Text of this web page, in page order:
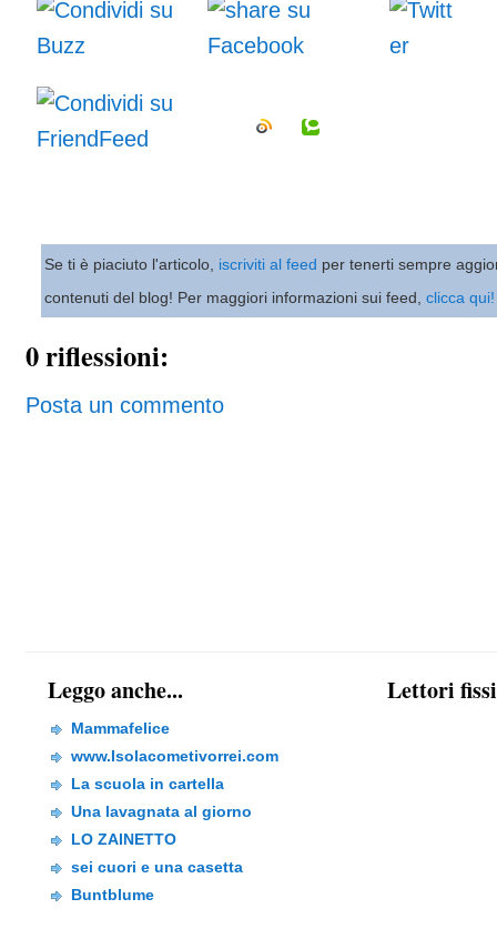
Se ti è piaciuto l'articolo, iscriviti al feed per tenerti sempre
contenuti del blog! Per maggiori informazioni sui feed, clicca qui!
0 riflessioni:
Posta un commento
Leggo anche...
Mammafelice
www.Isolacometivorrei.com
La scuola in cartella
Una lavagnata al giorno
LO ZAINETTO
sei cuori e una casetta
Buntblume
Lettori fissi